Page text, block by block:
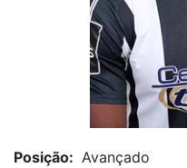
Posição: Avançado